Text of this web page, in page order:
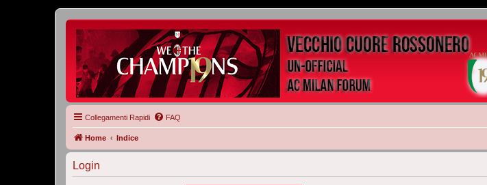
Collegamenti Rapidi FAQ
Home Indice
Login